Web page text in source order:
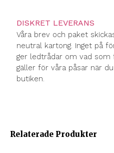
DISKRET LEVERANS
Våra brev och paket
neutral kartong. Inget på
ger ledtrådar om vad som
gäller för våra påsar när
butiken.
Relaterade Produkter